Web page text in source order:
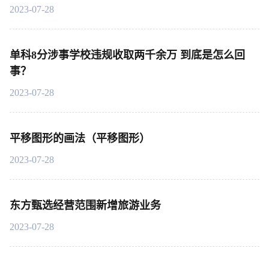
2023-07-28
单科8分涉事学校违规收取两千余万 到底是怎么回
事？
2023-07-28
平移图形的画法（平移图形）
2023-07-28
东方甄选经营范围新增旅游业务
2023-07-28